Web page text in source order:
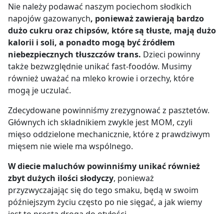
Nie należy podawać naszym pociechom słodkich
napojów gazowanych, ponieważ zawierają bardzo
dużo cukru oraz chipsów, które są tłuste, mają dużo
kalorii i soli, a ponadto mogą być źródłem
niebezpiecznych tłuszczów trans. Dzieci powinny
także bezwzględnie unikać fast-foodów. Musimy
również uważać na mleko krowie i orzechy, które
mogą je uczulać.
Zdecydowane powinniśmy zrezygnować z pasztetów.
Głównych ich składnikiem zwykle jest MOM, czyli
mięso oddzielone mechanicznie, które z prawdziwym
mięsem nie wiele ma wspólnego.
W diecie maluchów powinniśmy unikać również
zbyt dużych ilości słodyczy, ponieważ
przyzwyczajając się do tego smaku, będą w swoim
późniejszym życiu często po nie sięgać, a jak wiemy